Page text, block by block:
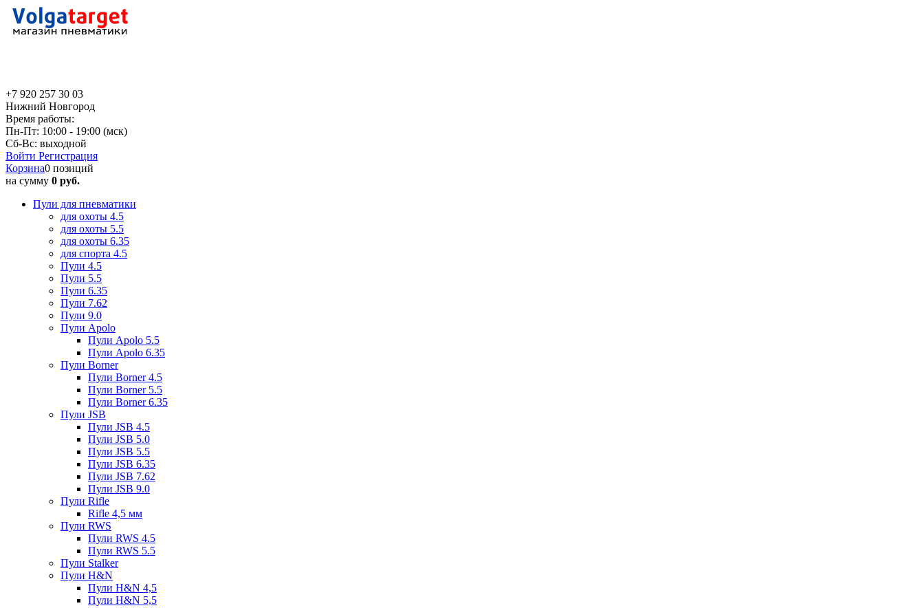
+7 920 257 30 03
Нижний Новгород
Время работы:
Пн-Пт: 10:00 - 19:00 (мск)
Сб-Вс: выходной
Войти Регистрация
Корзина0 позиций
на сумму 0 руб.
Пули для пневматики
для охоты 4.5
для охоты 5.5
для охоты 6.35
для спорта 4.5
Пули 4.5
Пули 5.5
Пули 6.35
Пули 7.62
Пули 9.0
Пули Apolo
Пули Apolo 5.5
Пули Apolo 6.35
Пули Borner
Пули Borner 4.5
Пули Borner 5.5
Пули Borner 6.35
Пули JSB
Пули JSB 4.5
Пули JSB 5.0
Пули JSB 5.5
Пули JSB 6.35
Пули JSB 7.62
Пули JSB 9.0
Пули Rifle
Rifle 4,5 мм
Пули RWS
Пули RWS 4.5
Пули RWS 5.5
Пули Stalker
Пули H&N
Пули H&N 4,5
Пули H&N 5,5